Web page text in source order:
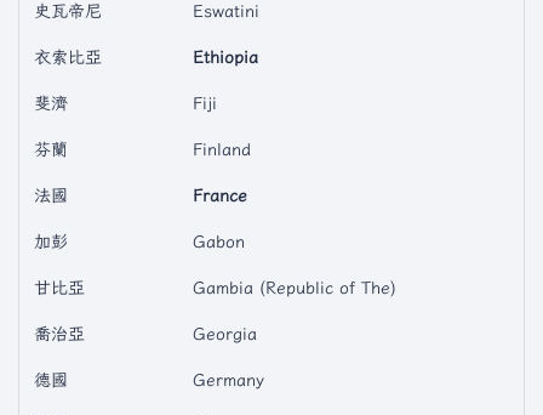
史瓦帝尼 Eswatini
衣索比亞 Ethiopia
斐濟 Fiji
芬蘭 Finland
法國 France
加彭 Gabon
甘比亞 Gambia (Republic of The)
喬治亞 Georgia
德國 Germany